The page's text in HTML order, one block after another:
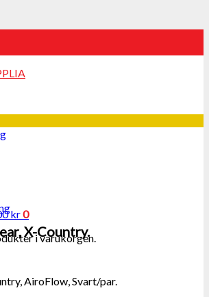
kr0
i varukorgen.
X-Country.
AiroFlow, Svart/par.